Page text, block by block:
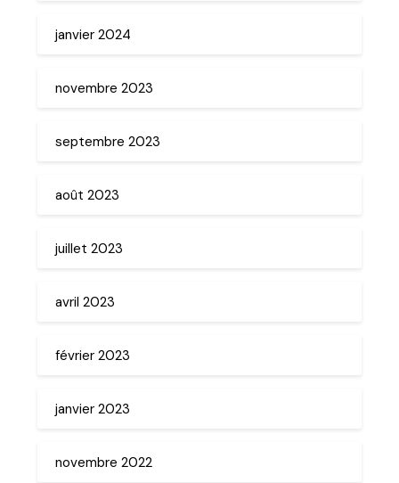
janvier 2024
novembre 2023
septembre 2023
août 2023
juillet 2023
avril 2023
février 2023
janvier 2023
novembre 2022